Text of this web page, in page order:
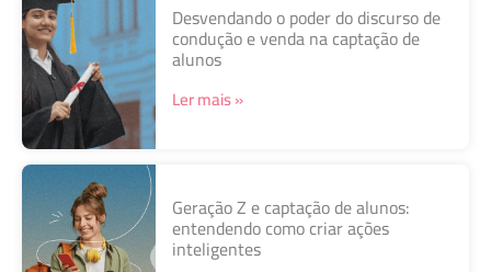
Desvendando o poder do discurso de
condução e venda na captação de
alunos
Ler mais »
Geração Z e captação de alunos:
entendendo como criar ações
inteligentes